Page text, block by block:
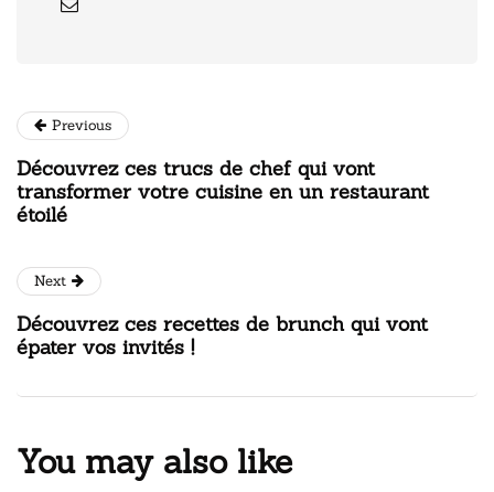
Previous
Découvrez ces trucs de chef qui vont
transformer votre cuisine en un restaurant
étoilé
Next
Découvrez ces recettes de brunch qui vont
épater vos invités !
You may also like